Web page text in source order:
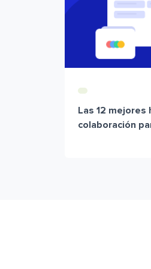
Las 12
colaboración